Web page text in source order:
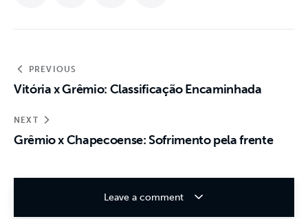
PREVIOUS
Vitória x Grêmio: Classificação Encaminhada
NEXT
Grêmio x Chapecoense: Sofrimento pela frente
Leave a comment